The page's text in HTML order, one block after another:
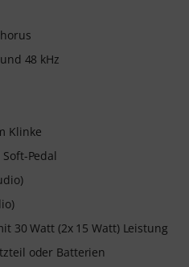
48 kHz
Klinke
Pedal
30 Watt (2x 15 Watt) Leistung
oder Batterien